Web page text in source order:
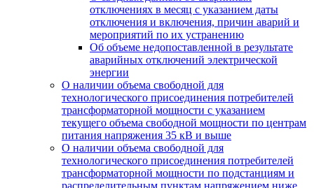
отключениях в месяц с указанием даты
отключения и включения, причин аварий и
мероприятий по их устранению
Об объеме недопоставленной в результате
аварийных отключений электрической
энергии
О наличии объема свободной для
технологического присоединения потребителей
трансформаторной мощности с указанием
текущего объема свободной мощности по центрам
питания напряжения 35 кВ и выше
О наличии объема свободной для
технологического присоединения потребителей
трансформаторной мощности по подстанциям и
распределительным пунктам напряжением ниже